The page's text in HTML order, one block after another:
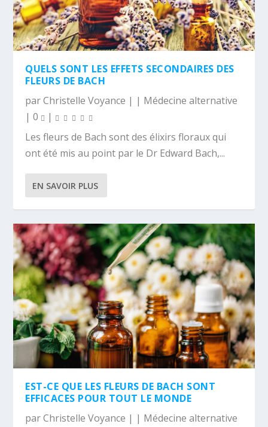
QUELS SONT LES EFFETS SECONDAIRES DES
FLEURS DE BACH
parChristelle Voyance | | Médecine alternative
|0
|
Les fleurs de Bach sont des élixirs floraux qui
ont été mis au point par le Dr Edward Bach,...
EN SAVOIR PLUS
EST-CE QUE LES FLEURS DE BACH SONT
EFFICACES POUR TOUT LE MONDE
parChristelle Voyance | | Médecine alternative